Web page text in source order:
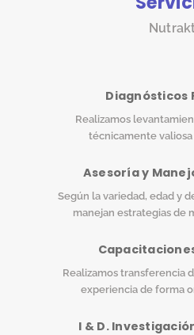
Diagnósticos
Realizamos
técnicamente
Asesoría y
Según la variedad, edad y
manejan estrategias de
Realizamos transferencia
experiencia de forma
I & D.